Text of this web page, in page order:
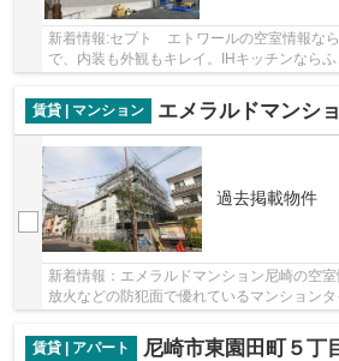
新着情報:セプト エトワールの空室情報な
で、内装も外観もキレイ。IHキッチンなら
賃貸 | マンション
エメラルドマンシ
過去掲載物件
新着情報：エメラルドマンション尼崎の空
放火などの防犯面で優れているマンション
が良く、日中は電気代が節約出来ますのでお
賃貸 | アパート
尼崎市東園田町５丁